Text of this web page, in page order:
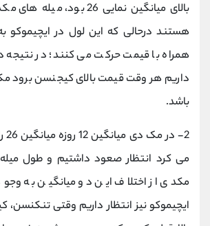
بالای میانگین نمایی 26
هستند درحالی که این لول در ایچیموکو
همراه با قیمت حرکت می کنند؛ در نتیجه
داریم هر وقت قیمت بالای کیجنسن برود
باشد.
2-
می کرد انتظار صعود داشتیم و طول
مکدی از اختلاف این دو میانگین به
ایچیموکو نیز انتظار داریم وقتی